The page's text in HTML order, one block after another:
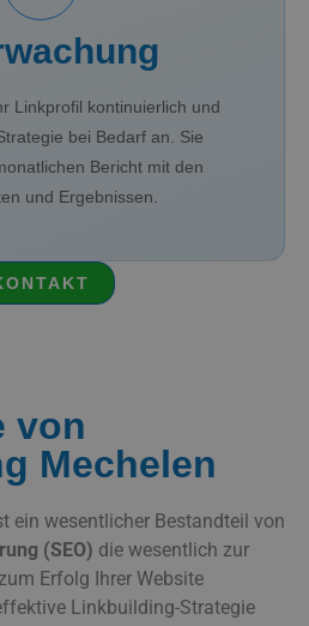
Linkprofil kontinuierlich und
bei Bedarf an. Sie
Bericht mit den
und Ergebnissen.
von
Mechelen
ein wesentlicher Bestandteil von
(SEO) die wesentlich zur
Erfolg Ihrer Website
Linkbuilding-Strategie